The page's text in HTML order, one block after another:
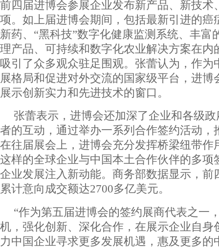
前四届进博会参展企业发布新产品、新技术
项。如上届进博会期间，包括最新引进的癌
新药、“黑科技”数字化健康监测系统、丰富
理产品、可持续和数字化农业解决方案在内
吸引了众多观众驻足围观。张蕾认为，作为
展格局和促进对外交流的国家级平台，进博
展示创新实力和先进技术的窗口。
张蕾表示，进博会还加深了企业和各级
者的互动，通过举办一系列合作签约活动，
在往届展会上，进博会充分发挥桥梁纽带作
这样的全球企业与中国本土合作伙伴的多项
企业发展注入新动能。商务部数据显示，前
累计意向成交额达2700多亿美元。
“作为第五届进博会的签约展商代表之一
机，强化创新、深化合作，在展示企业自身
力中国企业寻求更多发展机遇，惠及更多的